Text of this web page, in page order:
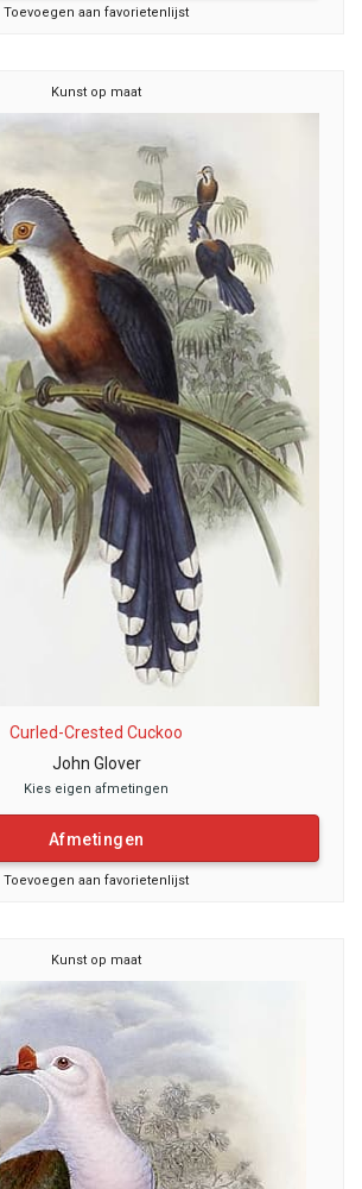
Toevoegen aan favorietenlijst
Kunst op maat
Curled-Crested Cuckoo
John Glover
Kies eigen afmetingen
Afmetingen
Toevoegen aan favorietenlijst
Kunst op maat